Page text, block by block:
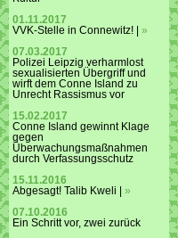
01.11.2017
VVK-Stelle in Connewitz! | »
07.03.2017
Polizei Leipzig verharmlost
sexualisierten Übergriff und
wirft dem Conne Island zu
Unrecht Rassismus vor
15.02.2017
Conne Island gewinnt Klage
gegen
Überwachungsmaßnahmen
durch Verfassungsschutz
15.11.2016
Abgesagt! Talib Kweli | »
07.10.2016
Ein Schritt vor, zwei zurück